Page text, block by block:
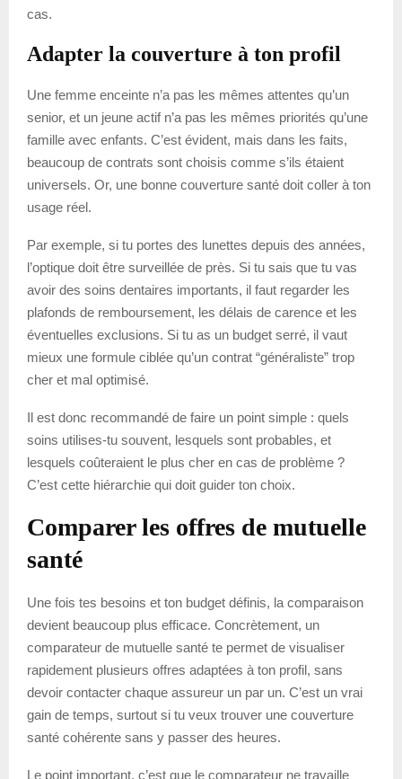
cas.
Adapter la couverture à ton profil
Une femme enceinte n’a pas les mêmes attentes qu’un
senior, et un jeune actif n’a pas les mêmes priorités qu’une
famille avec enfants. C’est évident, mais dans les faits,
beaucoup de contrats sont choisis comme s’ils étaient
universels. Or, une bonne couverture santé doit coller à ton
usage réel.
Par exemple, si tu portes des lunettes depuis des années,
l’optique doit être surveillée de près. Si tu sais que tu vas
avoir des soins dentaires importants, il faut regarder les
plafonds de remboursement, les délais de carence et les
éventuelles exclusions. Si tu as un budget serré, il vaut
mieux une formule ciblée qu’un contrat “généraliste” trop
cher et mal optimisé.
Il est donc recommandé de faire un point simple : quels
soins utilises-tu souvent, lesquels sont probables, et
lesquels coûteraient le plus cher en cas de problème ?
C’est cette hiérarchie qui doit guider ton choix.
Comparer les offres de mutuelle
santé
Une fois tes besoins et ton budget définis, la comparaison
devient beaucoup plus efficace. Concrètement, un
comparateur de mutuelle santé te permet de visualiser
rapidement plusieurs offres adaptées à ton profil, sans
devoir contacter chaque assureur un par un. C’est un vrai
gain de temps, surtout si tu veux trouver une couverture
santé cohérente sans y passer des heures.
Le point important, c’est que le comparateur ne travaille